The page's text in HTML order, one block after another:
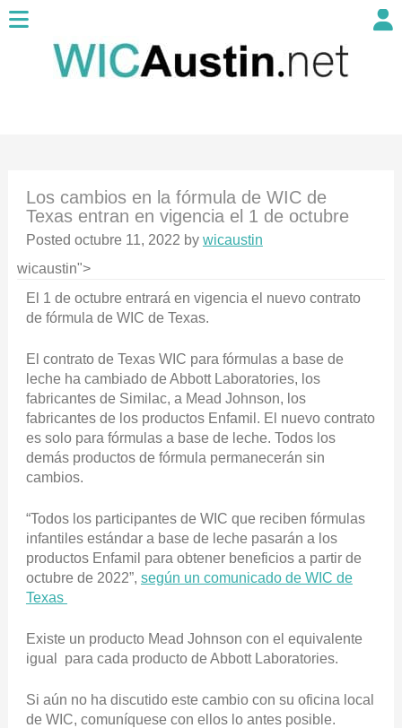
Los cambios en la fórmula de WIC de
Texas entran en vigencia el 1 de octubre
Posted octubre 11, 2022 by wicaustin
wicaustin">
El 1 de octubre entrará en vigencia el nuevo contrato
de fórmula de WIC de Texas.
El contrato de Texas WIC para fórmulas a base de
leche ha cambiado de Abbott Laboratories, los
fabricantes de Similac, a Mead Johnson, los
fabricantes de los productos Enfamil. El nuevo contrato
es solo para fórmulas a base de leche. Todos los
demás productos de fórmula permanecerán sin
cambios.
“Todos los participantes de WIC que reciben fórmulas
infantiles estándar a base de leche pasarán a los
productos Enfamil para obtener beneficios a partir de
octubre de 2022”, según un comunicado de WIC de
Texas
Existe un producto Mead Johnson con el equivalente
igual para cada producto de Abbott Laboratories.
Si aún no ha discutido este cambio con su oficina local
de WIC, comuníquese con ellos lo antes posible.